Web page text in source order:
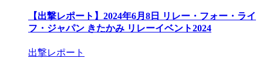
【出撃レポート】2024年6月8日 リレー・フォー・ライ
フ・ジャパン きたかみ リレーイベント2024
出撃レポート